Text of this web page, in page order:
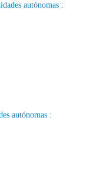
autónomas :
autónomas :